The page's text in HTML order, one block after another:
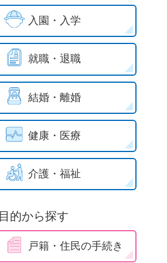
入園・入学
就職・退職
結婚・離婚
健康・医療
介護・福祉
目的から探す
戸籍・住民の手続き